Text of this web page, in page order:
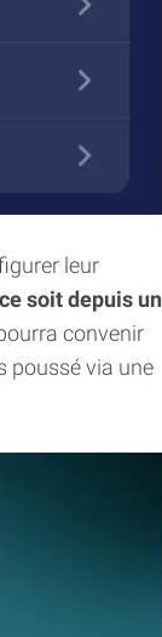
leur
soit depuis un
convenir
poussé via une